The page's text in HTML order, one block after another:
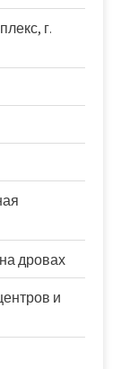
г.
дровах
и